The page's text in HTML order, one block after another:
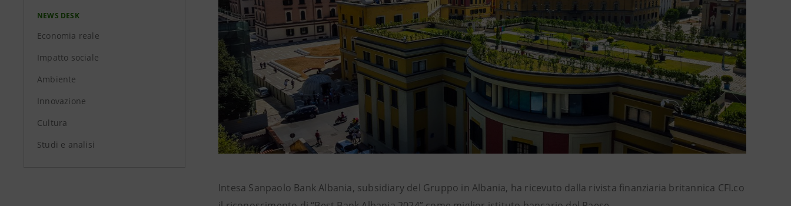
NEWS DESK
Economia reale
Impatto sociale
Ambiente
Innovazione
Cultura
Studi e analisi
Intesa Sanpaolo Bank Albania, subsidiary del Gruppo in Albania, ha ricevuto dalla rivista finanziaria britannica CFI.co